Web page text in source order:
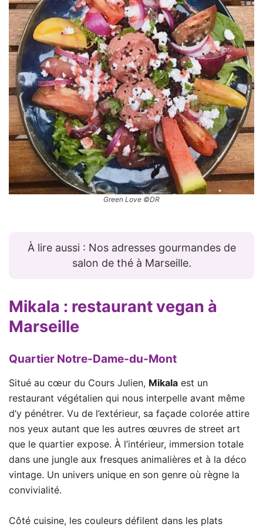
Green Love ©DR
À lire aussi : Nos adresses gourmandes de
salon de thé à Marseille.
Mikala : restaurant vegan à
Marseille
Quartier Notre-Dame-du-Mont
Situé au cœur du Cours Julien, Mikala est un
restaurant végétalien qui nous interpelle avant même
d’y pénétrer. Vu de l’extérieur, sa façade colorée attire
nos yeux autant que les autres œuvres de street art
que le quartier expose. À l’intérieur, immersion totale
dans une jungle aux fresques animalières et à la déco
vintage. Un univers unique en son genre où règne la
convivialité.
Côté cuisine, les couleurs défilent dans les plats